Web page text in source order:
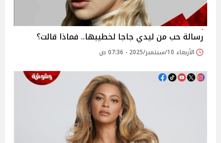
رسالة حب من ليدي جاجا لخطيبها.. فماذا قالت؟
الأربعاء 10/سبتمبر/2025 - 07:36 ص